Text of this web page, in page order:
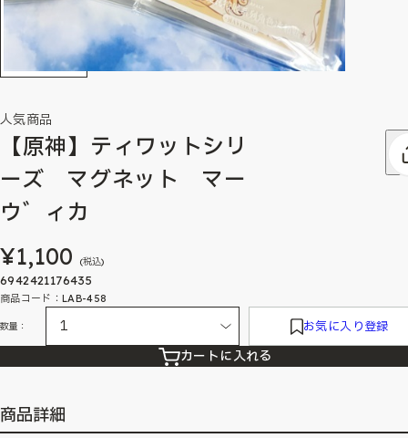
人気商品
【原神】ティワットシリ
ーズ マグネット マー
ウ゛ィカ
¥1,100 (税込)
6942421176435
商品コード：LAB-458
数量： お気に入り登録
カートに入れる
商品詳細